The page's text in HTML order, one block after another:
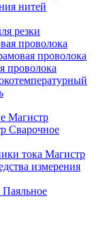
нитей
резки
проволока
проволока
проволока
Магистр
Сварочное
тока Магистр
измерения
Паяльное